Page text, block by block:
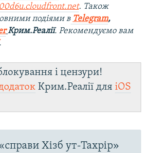
. Також
подіями в Telegram,
Крим.Реалії. Рекомендуємо вам
і цензури!
Крим.Реалії для iOS
Хізб ут-Тахрір»